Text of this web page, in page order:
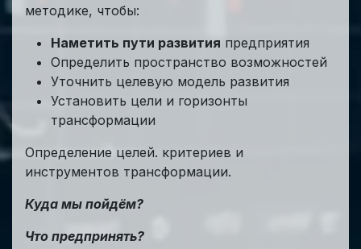
методике, чтобы:
Наметить пути развития предприятия
Определить пространство возможностей
Уточнить целевую модель развития
Установить цели и горизонты
трансформации
Определение целей. критериев и
инструментов трансформации.
Куда мы пойдём?
Что предпринять?